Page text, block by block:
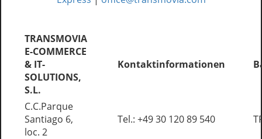
TRANSMOVIA
E-COMMERCE
& IT-
SOLUTIONS,
S.L.
Kontaktinformationen
C.C.Parque
Santiago 6,
loc. 2
Tel.: +49 30 120 89 540